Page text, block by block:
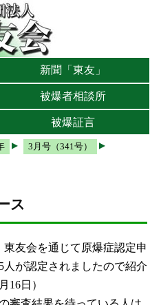
新聞「東友」
被爆者相談所
被爆証言
3月号（341号）
ス
友会を通じて原爆症認定申
が認定されましたので紹介
16日）